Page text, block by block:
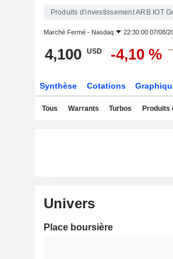
Produits d'investissement ARB IOT
Marché Fermé - Nasdaq 22:30:00 07/08/
4,100 USD -4,10 %
Synthèse Cotations
Tous Warrants Turbos Produits
Univers
Place boursière